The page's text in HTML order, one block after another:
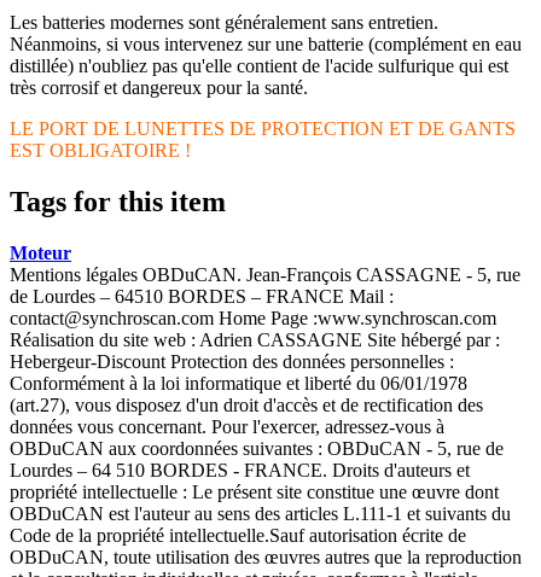
Les batteries modernes sont généralement sans entretien.
Néanmoins, si vous intervenez sur une batterie (complément en eau
distillée) n'oubliez pas qu'elle contient de l'acide sulfurique qui est
très corrosif et dangereux pour la santé.
LE PORT DE LUNETTES DE PROTECTION ET DE GANTS
EST OBLIGATOIRE !
Tags for this item
Moteur
Mentions légales OBDuCAN. Jean-François CASSAGNE - 5, rue
de Lourdes – 64510 BORDES – FRANCE Mail :
contact@synchroscan.com Home Page :www.synchroscan.com
Réalisation du site web : Adrien CASSAGNE Site hébergé par :
Hebergeur-Discount Protection des données personnelles :
Conformément à la loi informatique et liberté du 06/01/1978
(art.27), vous disposez d'un droit d'accès et de rectification des
données vous concernant. Pour l'exercer, adressez-vous à
OBDuCAN aux coordonnées suivantes : OBDuCAN - 5, rue de
Lourdes – 64 510 BORDES - FRANCE. Droits d'auteurs et
propriété intellectuelle : Le présent site constitue une œuvre dont
OBDuCAN est l'auteur au sens des articles L.111-1 et suivants du
Code de la propriété intellectuelle.Sauf autorisation écrite de
OBDuCAN, toute utilisation des œuvres autres que la reproduction